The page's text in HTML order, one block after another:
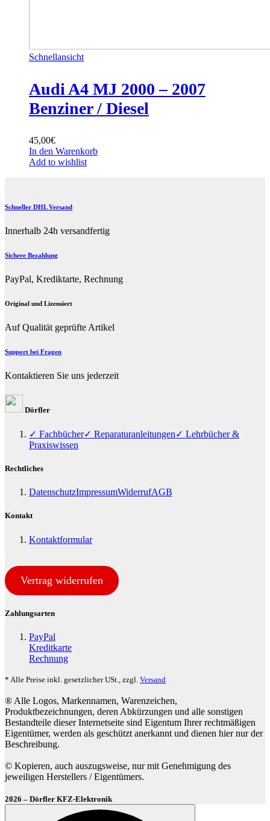
Schnellansicht
Audi A4 MJ 2000 – 2007
Benziner / Diesel
45,00€
In den Warenkorb
Add to wishlist
Schneller DHL Versand
Innerhalb 24h versandfertig
Sichere Bezahlung
PayPal, Krediktarte, Rechnung
Original und Lizensiert
Auf Qualität geprüfte Artikel
Support bei Fragen
Kontaktieren Sie uns jederzeit
Dörfler
✓ Fachbücher✓ Reparaturanleitungen✓ Lehrbücher &
Praxiswissen
Rechtliches
DatenschutzImpressumWiderrufAGB
Kontakt
Kontaktformular
Vertrag widerrufen
Zahlungsarten
PayPal
Kreditkarte
Rechnung
* Alle Preise inkl. gesetzlicher USt., zzgl. Versand
® Alle Logos, Markennamen, Warenzeichen,
Produktbezeichnungen, deren Abkürzungen und alle sonstigen
Bestandteile dieser Internetseite sind Eigentum Ihrer rechtmäßigen
Eigentümer, werden als geschützt anerkannt und dienen hier nur der
Beschreibung.
© Kopieren, auch auszugsweise, nur mit Genehmigung des
jeweiligen Herstellers / Eigentümers.
2026 – Dörfler KFZ-Elektronik